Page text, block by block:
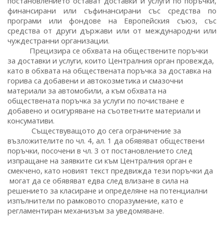
финансирани или съфинансирани със средства по
програми или фондове на Европейския съюз, със
средства от други държави или от международни или
чуждестранни организации.
Прецизира се обхвата на обществените поръчки
за доставки и услуги, които Централния орган провежда,
като в обхвата на обществената поръчка за доставка на
горива са добавени и автокозметика и смазочни
материали за автомобили, а към обхвата на
обществената поръчка за услуги по почистване е
добавено и осигуряване на съответните материали и
консумативи.
Съществуващото до сега ограничение за
възложителите по чл. 4, ал. 1 да обявяват обществени
поръчки, посочени в чл. 3 от постановлението след
изпращане на заявките си към Централния орган е
смекчено, като новият текст предвижда тези поръчки да
могат да се обявяват едва след влизане в сила на
решението за класиране и определяне на потенциални
изпълнители по рамковото споразумение, като е
регламентиран механизъм за уведомяване.